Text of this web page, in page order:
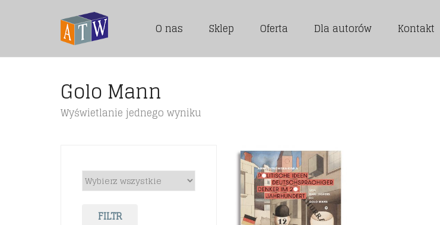
O nas Sklep Oferta Dla autorów Kontakt
Golo Mann
Wyświetlanie jednego wyniku
FILTR